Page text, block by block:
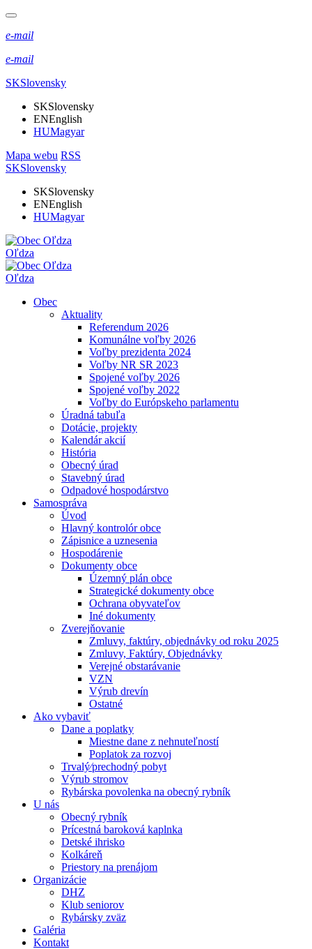
e-mail
e-mail
SKSlovensky
SKSlovensky
ENEnglish
HUMagyar
Mapa webu RSS
SKSlovensky
SKSlovensky
ENEnglish
HUMagyar
Oľdza
Oľdza
Obec
Aktuality
Referendum 2026
Komunálne voľby 2026
Voľby prezidenta 2024
Voľby NR SR 2023
Spojené voľby 2026
Spojené voľby 2022
Voľby do Európskeho parlamentu
Úradná tabuľa
Dotácie, projekty
Kalendár akcií
História
Obecný úrad
Stavebný úrad
Odpadové hospodárstvo
Samospráva
Úvod
Hlavný kontrolór obce
Zápisnice a uznesenia
Hospodárenie
Dokumenty obce
Územný plán obce
Strategické dokumenty obce
Ochrana obyvateľov
Iné dokumenty
Zverejňovanie
Zmluvy, faktúry, objednávky od roku 2025
Zmluvy, Faktúry, Objednávky
Verejné obstarávanie
VZN
Výrub drevín
Ostatné
Ako vybaviť
Dane a poplatky
Miestne dane z nehnuteľností
Poplatok za rozvoj
Trvalý⁄prechodný pobyt
Výrub stromov
Rybárska povolenka na obecný rybník
U nás
Obecný rybník
Prícestná baroková kaplnka
Detské ihrisko
Kolkáreň
Priestory na prenájom
Organizácie
DHZ
Klub seniorov
Rybársky zväz
Galéria
Kontakt